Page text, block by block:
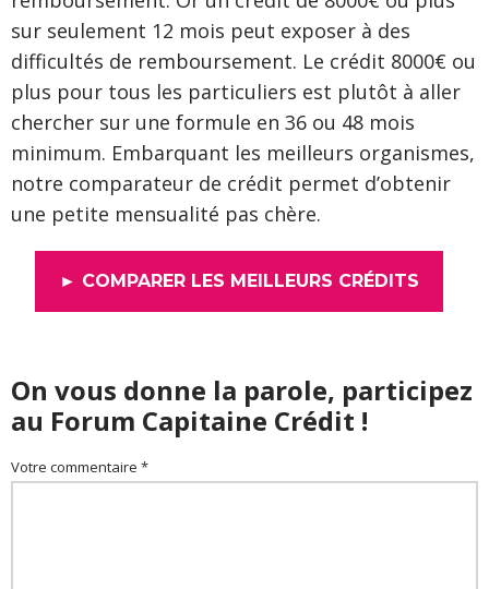
sur seulement 12 mois peut exposer à des
difficultés de remboursement. Le crédit 8000€ ou
plus pour tous les particuliers est plutôt à aller
chercher sur une formule en 36 ou 48 mois
minimum. Embarquant les meilleurs organismes,
notre comparateur de crédit permet d’obtenir
une petite mensualité pas chère.
► COMPARER LES MEILLEURS CRÉDITS
On vous donne la parole, participez
au Forum Capitaine Crédit !
Votre commentaire *